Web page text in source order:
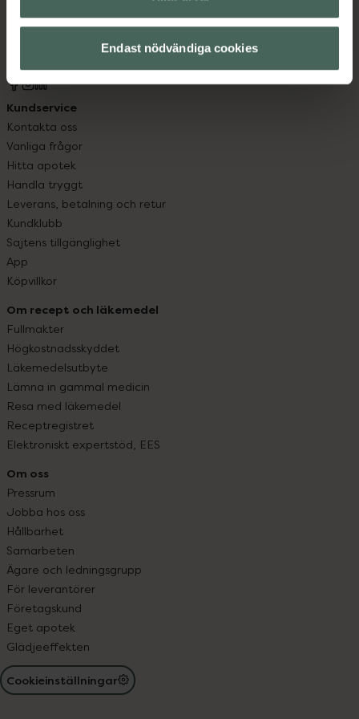
Endast nödvändiga cookies
syd till Lappland i norr, och online i mobilen och på
datorn. Oavsett vem du är så är det vårt uppdrag att
hjälpa just dig att må lite bättre. Välkommen att prata
med oss.
Kundservice
Kontakta oss
Vanliga frågor
Hitta apotek
Handla tryggt
Leverans, betalning och retur
Kundklubb
Sajtens tillgänglighet
App
Köpvillkor
Om recept och läkemedel
Fullmakter
Högkostnadsskyddet
Läkemedelsutbyte
Lämna in gammal medicin
Resa med läkemedel
Receptregistret
Elektroniskt expertstöd, EES
Om oss
Pressrum
Jobba hos oss
Hållbarhet
Samarbeten
Ägare och ledningsgrupp
För leverantörer
Företagskund
Eget apotek
Glädjeeffekten
Cookieinställningar